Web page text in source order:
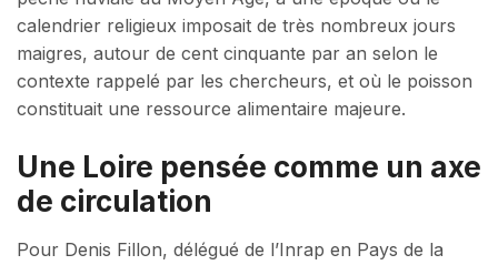
calendrier religieux imposait de très nombreux jours
maigres, autour de cent cinquante par an selon le
contexte rappelé par les chercheurs, et où le poisson
constituait une ressource alimentaire majeure.
Une Loire pensée comme un axe
de circulation
Pour Denis Fillon, délégué de l’Inrap en Pays de la